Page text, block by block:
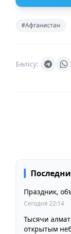
#Афганистан
Бөлісу:
Праздник,
Сегодня 22:14
Тысячи
открытым